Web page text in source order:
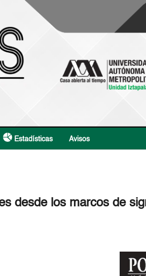
Estadísticas Avisos
desde los marcos de